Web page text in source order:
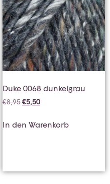
Duke 0068 dunkelgrau
€8,95€5,50
In den Warenkorb